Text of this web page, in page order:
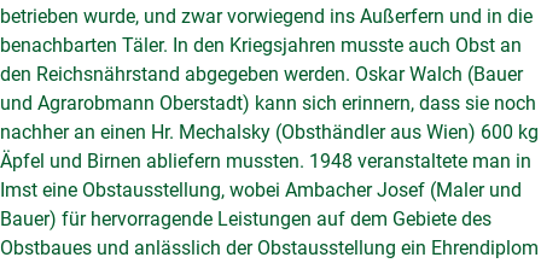
betrieben wurde, und zwar vorwiegend ins Außerfern und in die
benachbarten Täler. In den Kriegsjahren musste auch Obst an
den Reichsnährstand abgegeben werden. Oskar Walch (Bauer
und Agrarobmann Oberstadt) kann sich erinnern, dass sie noch
nachher an einen Hr. Mechalsky (Obsthändler aus Wien) 600 kg
Äpfel und Birnen abliefern mussten. 1948 veranstaltete man in
Imst eine Obstausstellung, wobei Ambacher Josef (Maler und
Bauer) für hervorragende Leistungen auf dem Gebiete des
Obstbaues und anlässlich der Obstausstellung ein Ehrendiplom